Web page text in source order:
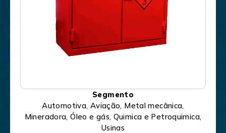
Segmento
Automotiva, Aviação, Metal mecânica,
Mineradora, Óleo e gás, Quimica e Petroquimica,
Usinas